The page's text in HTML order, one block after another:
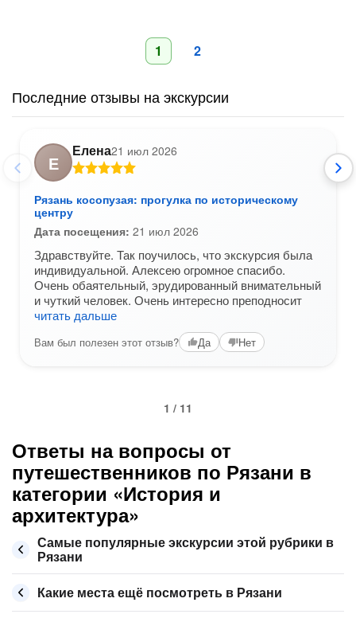
1 2
Последние отзывы на экскурсии
Е
Елена21 июл 2026
Рязань косопузая: прогулка по историческому
центру
Дата посещения: 21 июл 2026
Здравствуйте. Так поучилось, что экскурсия была
индивидуальной. Алексею огромное спасибо.
Очень обаятельный, эрудированный внимательный
и чуткий человек. Очень интересно преподносит
читать дальше
Вам был полезен этот отзыв? Да Нет
1 / 11
Ответы на вопросы от
путешественников по Рязани в
категории «История и
архитектура»
Самые популярные экскурсии этой рубрики в
Рязани
Какие места ещё посмотреть в Рязани